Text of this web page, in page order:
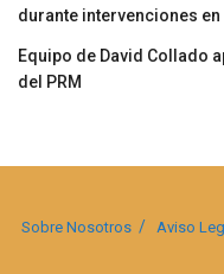
durante intervenciones
Equipo de David Collado
del PRM
Sobre Nosotros Aviso